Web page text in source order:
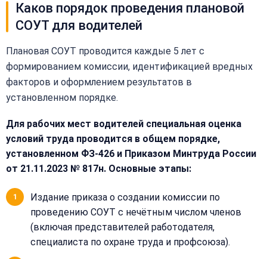
Каков порядок проведения плановой
СОУТ для водителей
Плановая СОУТ проводится каждые 5 лет с
формированием комиссии, идентификацией вредных
факторов и оформлением результатов в
установленном порядке.
Для рабочих мест водителей специальная оценка
условий труда проводится в общем порядке,
установленном ФЗ-426 и Приказом Минтруда России
от 21.11.2023 № 817н. Основные этапы:
Издание приказа о создании комиссии по
проведению СОУТ с нечётным числом членов
(включая представителей работодателя,
специалиста по охране труда и профсоюза).
(499)
995-
22-